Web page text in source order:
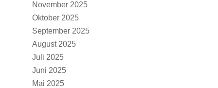
November 2025
Oktober 2025
September 2025
August 2025
Juli 2025
Juni 2025
Mai 2025